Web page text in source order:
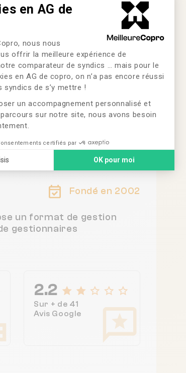
en AG de
de Gestion du
nous nous
offrir la meilleure expérience de
comparateur de syndics … mais pour le
en AG de copro, on n’a pas encore réussi
syndics de s’y mettre !
un accompagnement personnalisé et
sur notre site, nous avons besoin
certifiés par
OK pour moi
Axeptio consent
France
Fondé en 2002
un format de gestion
gestionnaires
2.2
Sur + de 41
Avis Google